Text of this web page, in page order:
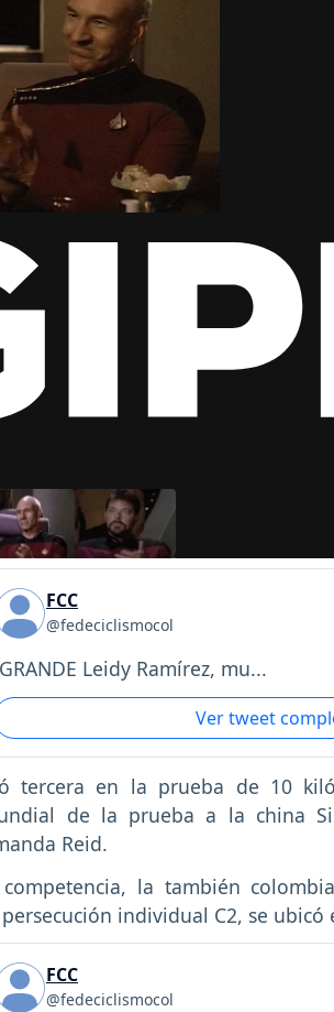
FCC
@fedeciclismocol
Leidy Ramírez, mu...
Ver tweet
tercera en la prueba de 10
de la prueba a la china
Reid.
la también
individual C2, se ubicó
FCC
@fedeciclismocol